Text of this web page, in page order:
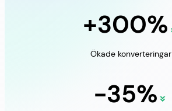
+300%
Ökade konverteringar
-35%